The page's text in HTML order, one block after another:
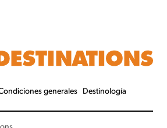
generales Destinología